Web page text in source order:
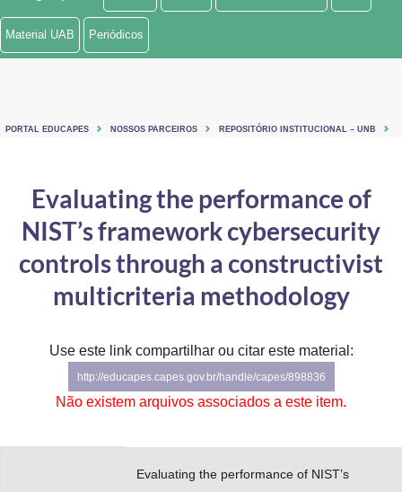
Ministério de Minas e Energia
Controladoria-Geral da União
Ministério da Mulher, da Família e dos Direitos Humanos
Secretaria-Geral
Gabinete de Segurança Institucional
Material UAB Periódicos
PORTAL EDUCAPES NOSSOS PARCEIROS REPOSITÓRIO INSTITUCIONAL – UNB
Evaluating the performance of
NIST’s framework cybersecurity
controls through a constructivist
multicriteria methodology
Use este link compartilhar ou citar este material:
http://educapes.capes.gov.br/handle/capes/898836
Não existem arquivos associados a este item.
Evaluating the performance of NIST’s